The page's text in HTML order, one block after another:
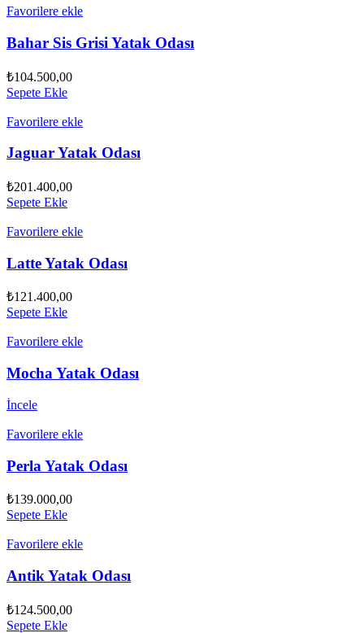
Favorilere ekle
Bahar Sis Grisi Yatak Odası
₺104.500,00
Sepete Ekle
Favorilere ekle
Jaguar Yatak Odası
₺201.400,00
Sepete Ekle
Favorilere ekle
Latte Yatak Odası
₺121.400,00
Sepete Ekle
Favorilere ekle
Mocha Yatak Odası
İncele
Favorilere ekle
Perla Yatak Odası
₺139.000,00
Sepete Ekle
Favorilere ekle
Antik Yatak Odası
₺124.500,00
Sepete Ekle